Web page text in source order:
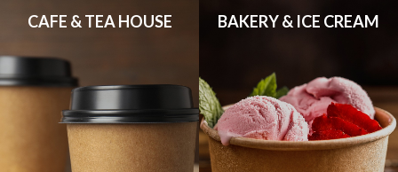
CAFE & TEA HOUSE BAKERY & ICE CREAM